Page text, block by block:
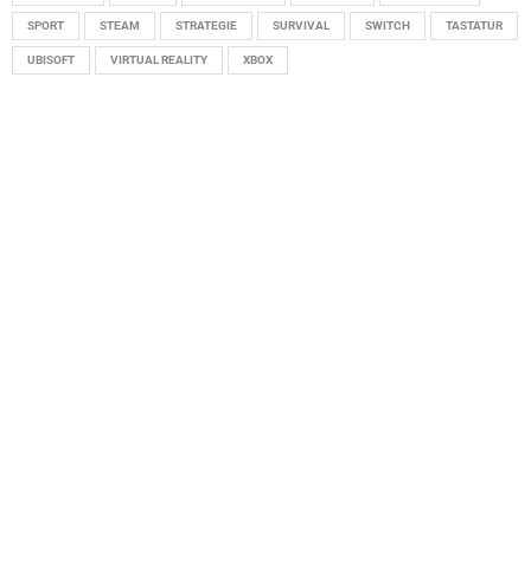
SPORT STEAM STRATEGIE SURVIVAL SWITCH TASTATUR
UBISOFT VIRTUAL REALITY XBOX